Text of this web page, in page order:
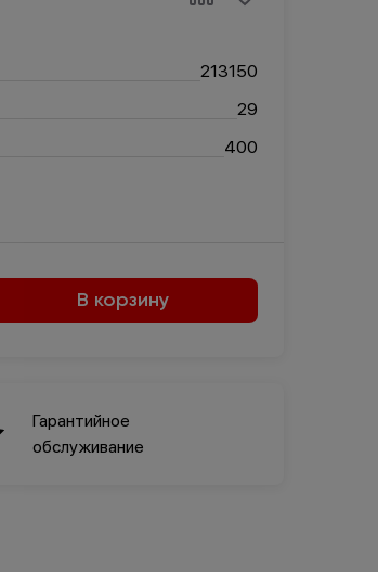
213150
29
400
В корзину
Гарантийное
обслуживание